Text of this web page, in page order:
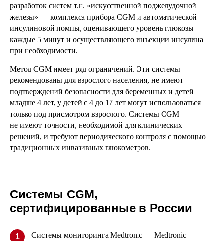
разработок систем т.н. «искусственной поджелудочной
железы» — комплекса прибора CGM и автоматической
инсулиновой помпы, оценивающего уровень глюкозы
каждые 5 минут и осуществляющего инъекции инсулина
при необходимости.
Метод CGM имеет ряд ограничений. Эти системы
рекомендованы для взрослого населения, не имеют
подтверждений безопасности для беременных и детей
младше 4 лет, у детей с 4 до 17 лет могут использоваться
только под присмотром взрослого. Системы CGM
не имеют точности, необходимой для клинических
решений, и требуют периодического контроля с помощью
традиционных инвазивных глюкометров.
Системы CGM,
сертифицированные в России
1
Системы мониторинга Medtronic — Medtronic